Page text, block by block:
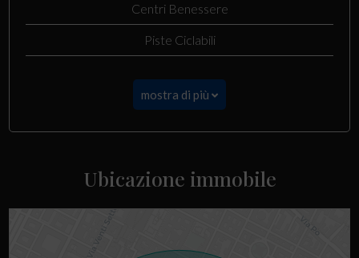
Centri Benessere
Piste Ciclabili
mostra di più
Ubicazione immobile